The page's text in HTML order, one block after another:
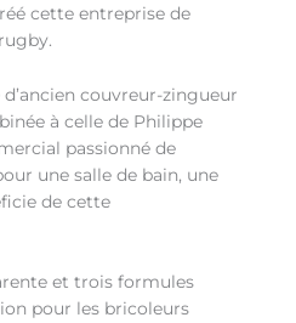
cette entreprise de
couvreur-zingueur
à celle de Philippe
passionné de
une salle de bain, une
de cette
et trois formules
pour les bricoleurs